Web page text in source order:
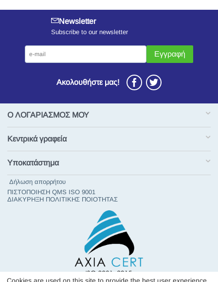
Newsletter
Subscribe to our newsletter
Εγγραφή
Ακολουθήστε μας!
Ο ΛΟΓΑΡΙΑΣΜΟΣ ΜΟΥ
Κεντρικά γραφεία
Υποκατάστημα
Δήλωση απορρήτου
ΠΙΣΤΟΠΟΙΗΣΗ QMS ISO 9001
ΔΙΑΚΥΡΗΞΗ ΠΟΛΙΤΙΚΗΣ ΠΟΙΟΤΗΤΑΣ